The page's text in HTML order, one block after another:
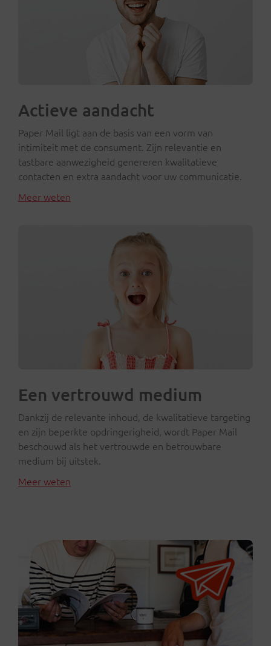
Actieve aandacht
Paper Mail ligt aan de basis van een vorm van
intimiteit met de consument. Zijn relevantie en
tastbare aanwezigheid genereren kwalitatieve
contacten en extra aandacht voor uw communicatie.
Meer weten
Een vertrouwd medium
Dankzij de relevante inhoud, de kwalitatieve targeting
en zijn beperkte opdringerigheid, wordt Paper Mail
beschouwd als het vertrouwde en betrouwbare
medium bij uitstek.
Meer weten